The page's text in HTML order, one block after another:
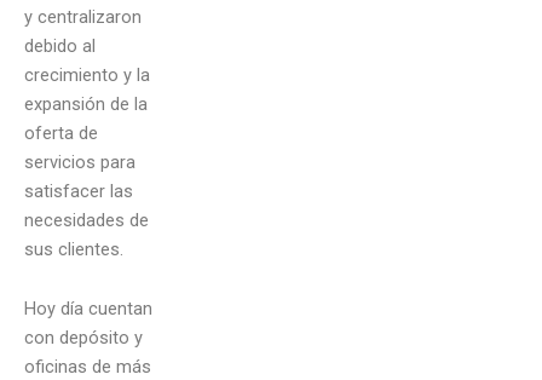
y centralizaron
debido al
crecimiento y la
expansión de la
oferta de
servicios para
satisfacer las
necesidades de
sus clientes.
Hoy día cuentan
con depósito y
oficinas de más